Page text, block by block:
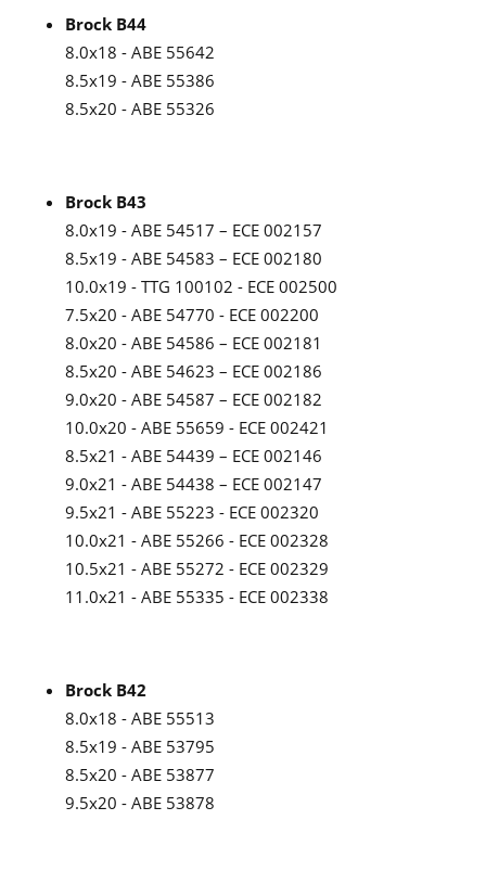
Brock B44
8.0x18 - ABE 55642
8.5x19 - ABE 55386
8.5x20 - ABE 55326
Brock B43
8.0x19 - ABE 54517 – ECE 002157
8.5x19 - ABE 54583 – ECE 002180
10.0x19 - TTG 100102 - ECE 002500
7.5x20 - ABE 54770 - ECE 002200
8.0x20 - ABE 54586 – ECE 002181
8.5x20 - ABE 54623 – ECE 002186
9.0x20 - ABE 54587 – ECE 002182
10.0x20 - ABE 55659 - ECE 002421
8.5x21 - ABE 54439 – ECE 002146
9.0x21 - ABE 54438 – ECE 002147
9.5x21 - ABE 55223 - ECE 002320
10.0x21 - ABE 55266 - ECE 002328
10.5x21 - ABE 55272 - ECE 002329
11.0x21 - ABE 55335 - ECE 002338
Brock B42
8.0x18 - ABE 55513
8.5x19 - ABE 53795
8.5x20 - ABE 53877
9.5x20 - ABE 53878